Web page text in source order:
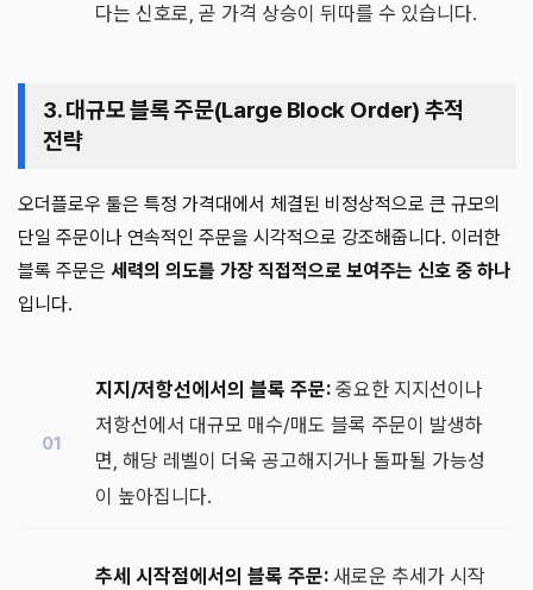
다는 신호로, 곧 가격 상승이 뒤따를 수 있습니다.
3. 대규모 블록 주문(Large Block Order) 추적
전략
오더플로우 툴은 특정 가격대에서 체결된 비정상적으로 큰 규모의
단일 주문이나 연속적인 주문을 시각적으로 강조해줍니다. 이러한
블록 주문은 세력의 의도를 가장 직접적으로 보여주는 신호 중 하나
입니다.
지지/저항선에서의 블록 주문: 중요한 지지선이나
저항선에서 대규모 매수/매도 블록 주문이 발생하
면, 해당 레벨이 더욱 공고해지거나 돌파될 가능성
이 높아집니다.
추세 시작점에서의 블록 주문: 새로운 추세가 시작